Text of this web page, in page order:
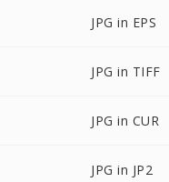
JPG in EPS
JPG in TIFF
JPG in CUR
JPG in JP2